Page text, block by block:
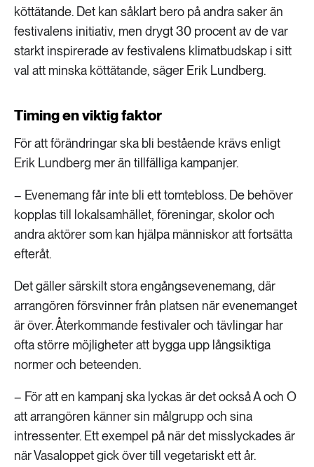
köttätande. Det kan såklart bero på andra saker än
festivalens initiativ, men drygt 30 procent av de var
starkt inspirerade av festivalens klimatbudskap i sitt
val att minska köttätande, säger Erik Lundberg.
Timing en viktig faktor
För att förändringar ska bli bestående krävs enligt
Erik Lundberg mer än tillfälliga kampanjer.
– Evenemang får inte bli ett tomtebloss. De behöver
kopplas till lokalsamhället, föreningar, skolor och
andra aktörer som kan hjälpa människor att fortsätta
efteråt.
Det gäller särskilt stora engångsevenemang, där
arrangören försvinner från platsen när evenemanget
är över. Återkommande festivaler och tävlingar har
ofta större möjligheter att bygga upp långsiktiga
normer och beteenden.
– För att en kampanj ska lyckas är det också A och O
att arrangören känner sin målgrupp och sina
intressenter. Ett exempel på när det misslyckades är
när Vasaloppet gick över till vegetariskt ett år.